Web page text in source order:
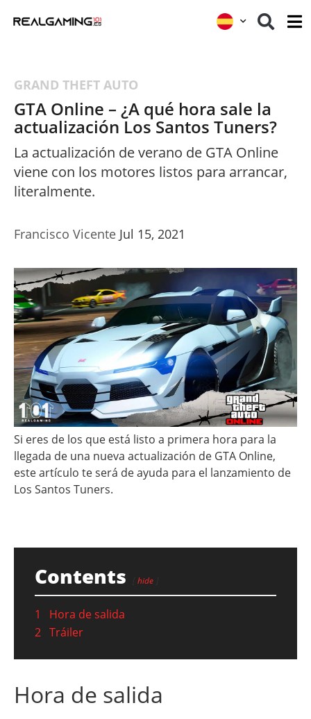
GRAND THEFT AUTO
GTA Online – ¿A qué hora sale la
actualización Los Santos Tuners?
La actualización de verano de GTA Online
viene con los motores listos para arrancar,
literalmente.
Francisco Vicente Jul 15, 2021
Si eres de los que está listo a primera hora para la
llegada de una nueva actualización de GTA Online,
este artículo te será de ayuda para el lanzamiento de
Los Santos Tuners.
Contents hide
1
Hora de salida
2 Tráiler
Hora de salida